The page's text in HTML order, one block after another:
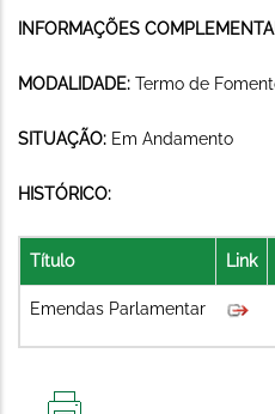
INFORMAÇÕES
MODALIDADE: Termo de
SITUAÇÃO: Em Andamento
HISTÓRICO:
Título Link
Emendas Parlamentar